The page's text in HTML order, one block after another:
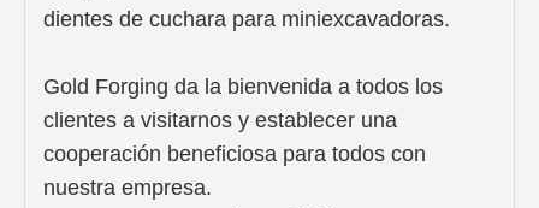
dientes de cuchara para miniexcavadoras.
Gold Forging da la bienvenida a todos los
clientes a visitarnos y establecer una
cooperación beneficiosa para todos con
nuestra empresa.